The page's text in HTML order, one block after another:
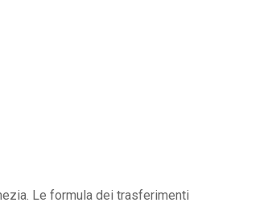
Le formula dei trasferimenti